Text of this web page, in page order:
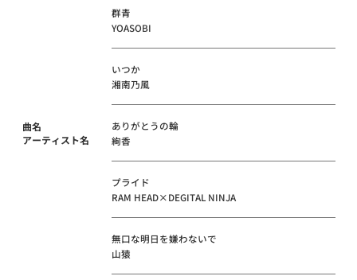
曲名
アーティスト名
群青
YOASOBI
いつか
湘南乃風
ありがとうの輪
絢香
プライド
RAM HEAD×DEGITAL NINJA
無口な明日を嫌わないで
山猿